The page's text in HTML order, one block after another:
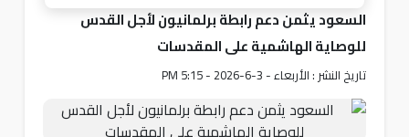
السعود يثمن دعم رابطة برلمانيون لأجل القدس
للوصاية الهاشمية على المقدسات
تاريخ النشر : الأربعاء - 3-6-2026 - 5:15 PM